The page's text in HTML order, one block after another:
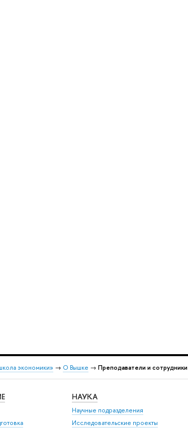
экономики» → О Вышке → Преподаватели и сотрудники
НАУКА
Научные подразделения
Исследовательские проекты